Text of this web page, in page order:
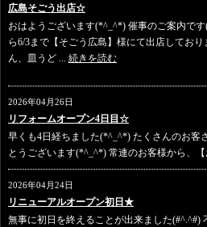
広島そごう出店☆
おはようございます(*^_^*) 催事のご案内で
ら6/3まで【そごう広島】様にて出店してお
ん、皿うど ... 続きを読む
2026年04月26日
リフォームオープン4日目☆
早くも4日経ちました(*^_^*) たくさんのお客
とうございます(*^_^*) 常連のお客様から、
2026年04月24日
リニューアルオープン初日★
無事に初日を終えることが出来ました(#^.^#)